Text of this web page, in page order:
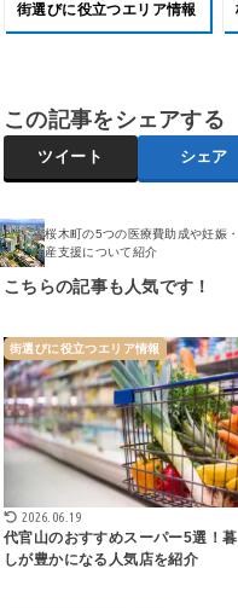
街選びに役立つエリア情報
この記事をシェアする
ツイート シェア
桜木町の5つの医療費助成や妊娠
産支援について紹介
こちらの記事も人気です！
街選びに役立つエリア情報
2026.06.19
代官山のおすすめスーパー5選！暮
しが豊かになる人気店を紹介